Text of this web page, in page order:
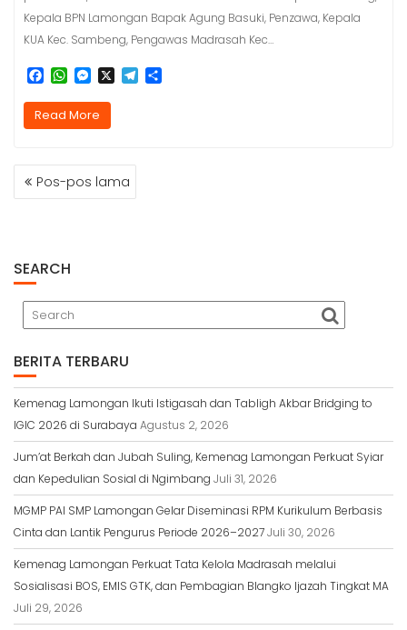
Kepala BPN Lamongan Bapak Agung Basuki, Penzawa, Kepala
KUA Kec. Sambeng, Pengawas Madrasah Kec…
c
e
k
W
a
t
p
M
s
s
g
e
r
X T
Read More
NAVIGASI
POSPos-pos lama
SEARCH
BERITA TERBARU
Kemenag Lamongan Ikuti Istigasah dan Tabligh Akbar Bridging to
IGIC 2026 di Surabaya Agustus 2, 2026
Jum’at Berkah dan Jubah Suling, Kemenag Lamongan Perkuat Syiar
dan Kepedulian Sosial di Ngimbang Juli 31, 2026
MGMP PAI SMP Lamongan Gelar Diseminasi RPM Kurikulum Berbasis
Cinta dan Lantik Pengurus Periode 2026–2027Juli 30, 2026
Kemenag Lamongan Perkuat Tata Kelola Madrasah melalui
Sosialisasi BOS, EMIS GTK, dan Pembagian Blangko Ijazah Tingkat MA
Juli 29, 2026